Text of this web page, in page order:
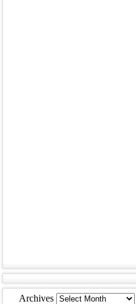
Archives Archives